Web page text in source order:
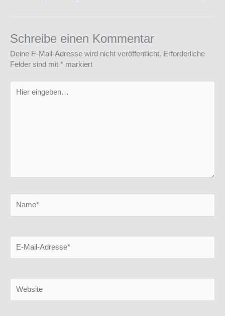
Schreibe einen Kommentar
Deine E-Mail-Adresse wird nicht veröffentlicht. Erforderliche
Felder sind mit * markiert
eingeben…
Mail-